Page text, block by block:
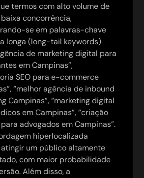
termos com alto volume de
concorrência,
se em palavras-chave
longa (long-tail keywords)
de marketing digital para
em Campinas”,
SEO para e-commerce
“melhor agência de inbound
Campinas”, “marketing digital
em Campinas”, “criação
advogados em Campinas”.
hiperlocalizada
um público altamente
com maior probabilidade
Além disso, a